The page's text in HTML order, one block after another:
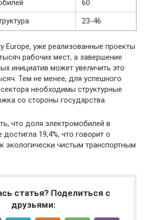
60
23-46
Europe, уже реализованные проекты
рабочих мест, а завершение
инициатив может увеличить это
Тем не менее, для успешного
необходимы структурные
со стороны государства.
что доля электромобилей в
19,4%, что говорит о
экологически чистым транспортным
статья? Поделиться с
друзьями: